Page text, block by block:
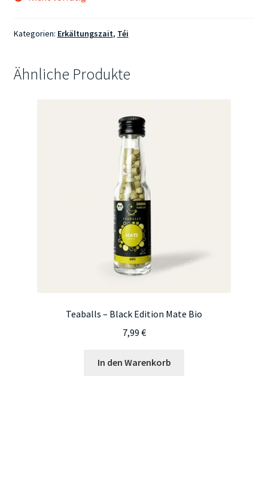
Kategorien: Erkältungszait, Téi
Ähnliche Produkte
Teaballs – Black Edition Mate Bio
7,99 €
In den Warenkorb